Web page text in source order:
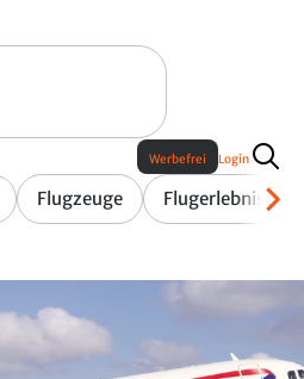
Flugzeuge Flugerlebnis
Werbefrei Login